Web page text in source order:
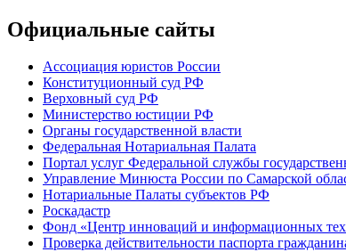
Официальные сайты
Ассоциация юристов России
Конституционный суд РФ
Верховный суд РФ
Министерство юстиции РФ
Органы государственной власти
Федеральная Нотариальная Палата
Портал услуг Федеральной службы
Управление Минюста России по Самарской
Нотариальные Палаты субъектов РФ
Роскадастр
Фонд «Центр инноваций и информационных
Проверка действительности паспорта